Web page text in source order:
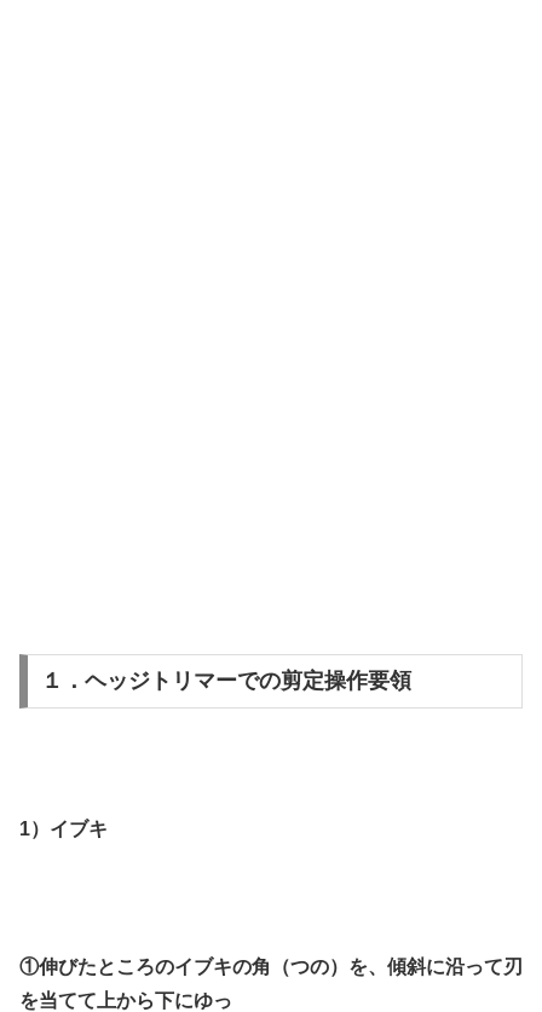
１．ヘッジトリマーでの剪定操作要領
1）イブキ
①伸びたところのイブキの角（つの）を、傾斜に沿って刃
を当てて上から下にゆっ